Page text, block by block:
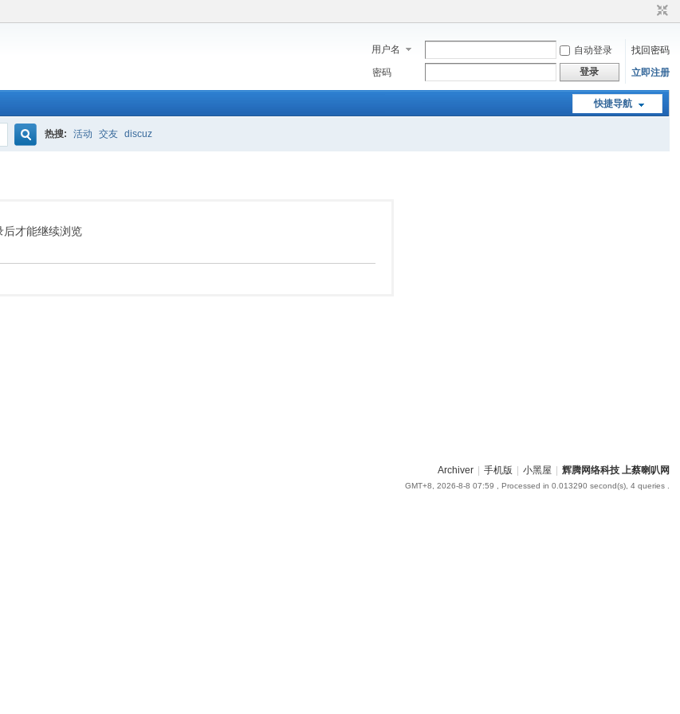
用户名 自动登录
找回密码
密码
登录 立即注册
快捷导航
索
热搜: 活动 交友 discuz
后才能继续浏览
Archiver 手机版 小黑屋 辉腾网络科技 上蔡喇叭网
GMT+8, 2026-8-8 07:59 , Processed in 0.013290 second(s), 4 queries .